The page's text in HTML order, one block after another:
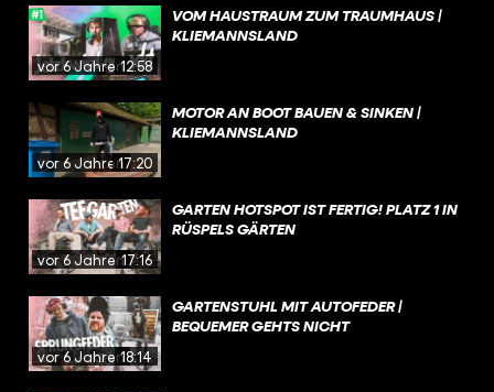
vor 6 Jahren12:58
VOM HAUSTRAUM ZUM TRAUMHAUS |
KLIEMANNSLAND
vor 6 Jahren17:20
MOTOR AN BOOT BAUEN & SINKEN |
KLIEMANNSLAND
vor 6 Jahren17:16
GARTEN HOTSPOT IST FERTIG! PLATZ 1 IN
RÜSPELS GÄRTEN
vor 6 Jahren18:14
GARTENSTUHL MIT AUTOFEDER |
BEQUEMER GEHTS NICHT